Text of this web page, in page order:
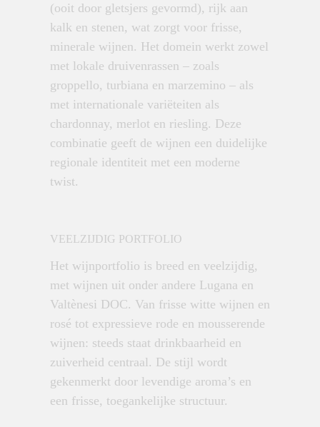
(ooit door gletsjers gevormd), rijk aan
kalk en stenen, wat zorgt voor frisse,
minerale wijnen. Het domein werkt zowel
met lokale druivenrassen – zoals
groppello, turbiana en marzemino – als
met internationale variëteiten als
chardonnay, merlot en riesling. Deze
combinatie geeft de wijnen een duidelijke
regionale identiteit met een moderne
twist.
VEELZIJDIG PORTFOLIO
Het wijnportfolio is breed en veelzijdig,
met wijnen uit onder andere Lugana en
Valtènesi DOC. Van frisse witte wijnen en
rosé tot expressieve rode en mousserende
wijnen: steeds staat drinkbaarheid en
zuiverheid centraal. De stijl wordt
gekenmerkt door levendige aroma’s en
een frisse, toegankelijke structuur.